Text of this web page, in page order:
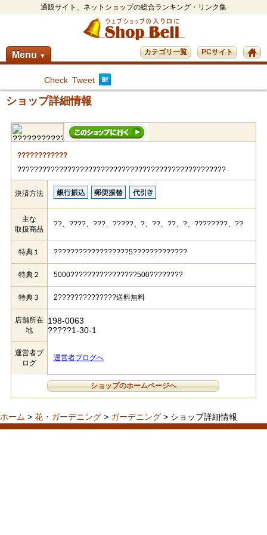
通販サイト、ネットショップの総合ランキング・リンク集
Menu ▼ PCサイト
カテゴリ一覧
Check Tweet
ショップ詳細情報
????????????
??????????????????????????????????????????????????
決済方法
主な
取扱商品
??、????、???、?????、?、??、??、?、????????、??
特典１ ??????????????????5?????????????
特典２ 5000????????????????500????????
特典３ 2??????????????送料無料
店舗所在
地
198-0063
?????1-30-1
運営者ブ
ログ
運営者ブログへ
ショップのホームページへ
ホーム > 花・ガーデニング > ガーデニング > ショップ詳細情報